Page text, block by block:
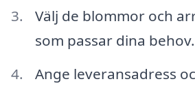
Välj de blommor och
som passar dina behov.
Ange leveransadress